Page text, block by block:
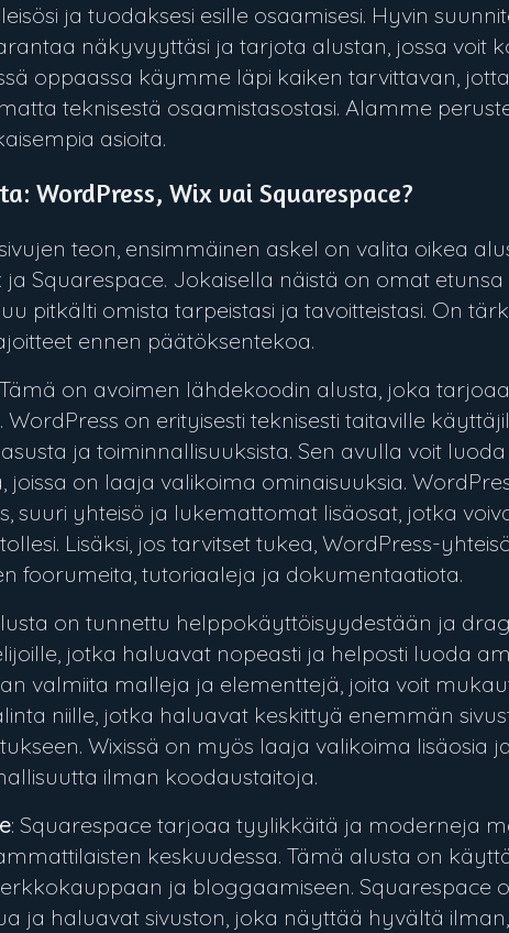
ja tuodaksesi esille osaamisesi. Hyvin
näkyvyyttäsi ja tarjota alustan, jossa voit
oppaassa käymme läpi kaiken tarvittavan,
teknisestä osaamistasostasi. Alamme
asioita.
WordPress, Wix vai Squarespace?
teon, ensimmäinen askel on valita oikea
ja Squarespace. Jokaisella näistä on omat
pitkälti omista tarpeistasi ja tavoitteistasi. On
ennen päätöksentekoa.
on avoimen lähdekoodin alusta, joka
WordPress on erityisesti teknisesti taitaville
ja toiminnallisuuksista. Sen avulla voit
joissa on laaja valikoima ominaisuuksia.
suuri yhteisö ja lukemattomat lisäosat, jotka
Lisäksi, jos tarvitset tukea, WordPress-
foorumeita, tutoriaaleja ja dokumentaatiota.
on tunnettu helppokäyttöisyydestään ja
jotka haluavat nopeasti ja helposti luoda
valmiita malleja ja elementtejä, joita voit
niille, jotka haluavat keskittyä enemmän
Wixissä on myös laaja valikoima lisäosia
ilman koodaustaitoja.
: Squarespace tarjoaa tyylikkäitä ja moderneja
keskuudessa. Tämä alusta on
ja bloggaamiseen. Squarespace
ja haluavat sivuston, joka näyttää hyvältä